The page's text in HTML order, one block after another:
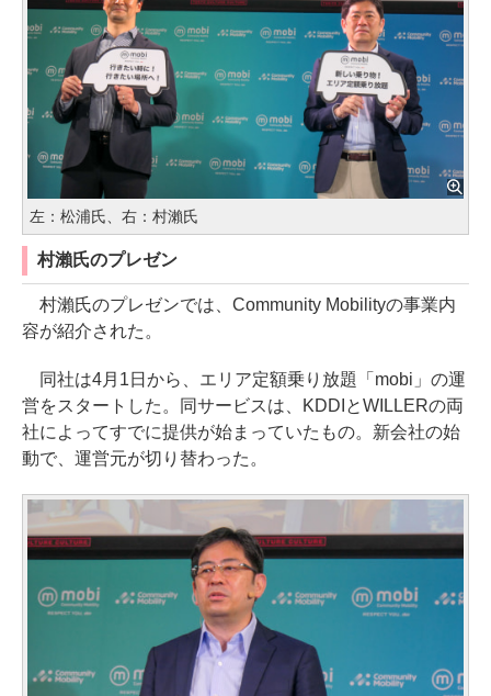
左：松浦氏、右：村瀨氏
村瀨氏のプレゼン
村瀨氏のプレゼンでは、Community Mobilityの事業内
容が紹介された。
同社は4月1日から、エリア定額乗り放題「mobi」の運
営をスタートした。同サービスは、KDDIとWILLERの両
社によってすでに提供が始まっていたもの。新会社の始
動で、運営元が切り替わった。